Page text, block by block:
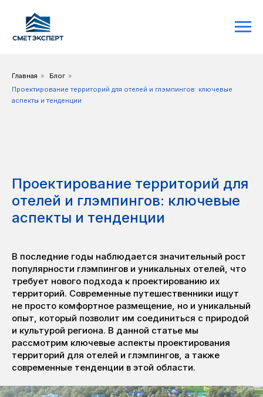
Главная » Блог »
Проектирование территорий для отелей и глэмпингов: ключевые
аспекты и тенденции
Проектирование территорий для
отелей и глэмпингов: ключевые
аспекты и тенденции
В последние годы наблюдается значительный рост
популярности глэмпингов и уникальных отелей, что
требует нового подхода к проектированию их
территорий. Современные путешественники ищут
не просто комфортное размещение, но и уникальный
опыт, который позволит им соединиться с природой
и культурой региона. В данной статье мы
рассмотрим ключевые аспекты проектирования
территорий для отелей и глэмпингов, а также
современные тенденции в этой области.